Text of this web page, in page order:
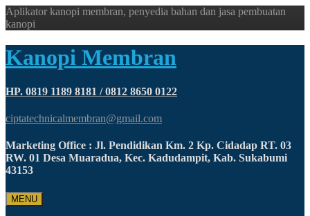
Aplikator kanopi membran, penyedia bahan dan jasa pembuatan
kanopi
Kanopi Membran
HP. 0819 1189 8181 / 0812 8650 0122
ciptatechnicalmembran@gmail.com
Marketing Office : Jl. Pendidikan Km. 2 Kp. Cidadap RT. 03
RW. 01 Desa Muaradua, Kec. Kadudampit, Kab. Sukabumi
43153
MENU